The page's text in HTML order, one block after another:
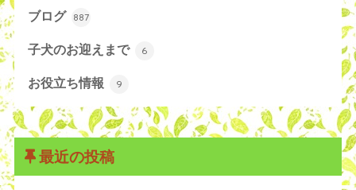
ブログ 887
子犬のお迎えまで 6
お役立ち情報 9
最近の投稿